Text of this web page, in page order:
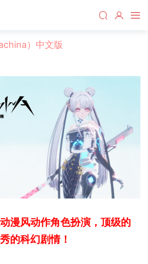
）中文版
漫风动作角色扮演，顶级的
的科幻剧情！